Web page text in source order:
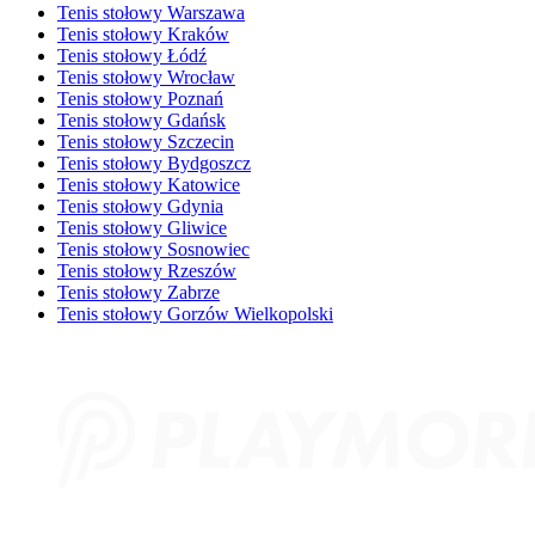
Tenis stołowy Warszawa
Tenis stołowy Kraków
Tenis stołowy Łódź
Tenis stołowy Wrocław
Tenis stołowy Poznań
Tenis stołowy Gdańsk
Tenis stołowy Szczecin
Tenis stołowy Bydgoszcz
Tenis stołowy Katowice
Tenis stołowy Gdynia
Tenis stołowy Gliwice
Tenis stołowy Sosnowiec
Tenis stołowy Rzeszów
Tenis stołowy Zabrze
Tenis stołowy Gorzów Wielkopolski